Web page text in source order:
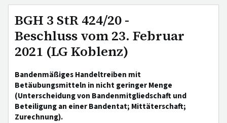
BGH 3 StR 424/20 -
Beschluss vom 23. Februar
2021 (LG Koblenz)
Bandenmäßiges Handeltreiben mit
Betäubungsmitteln in nicht geringer Menge
(Unterscheidung von Bandenmitgliedschaft und
Beteiligung an einer Bandentat; Mittäterschaft;
Zurechnung).